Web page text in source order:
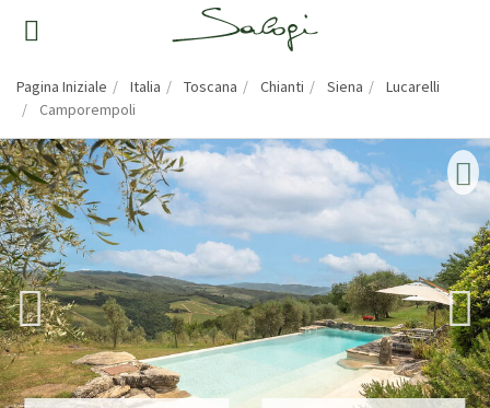
Pagina Iniziale Italia Toscana Chianti Siena
Lucarelli
Camporempoli